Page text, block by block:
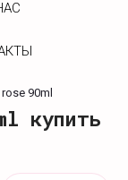
90ml
купить